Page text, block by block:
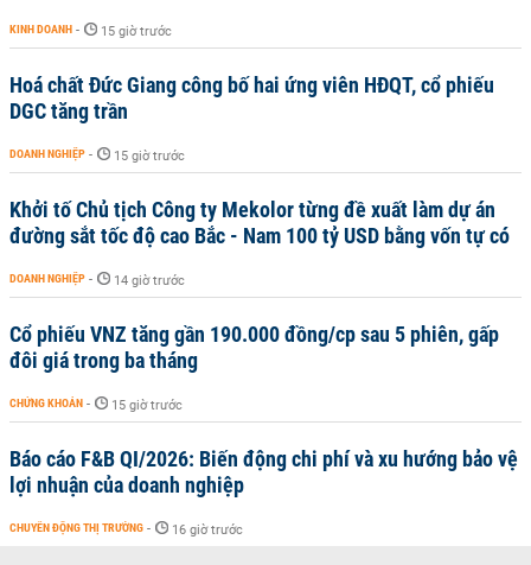
KINH DOANH - 15 giờ trước
Hoá chất Đức Giang công bố hai ứng viên HĐQT, cổ phiếu
DGC tăng trần
DOANH NGHIỆP - 15 giờ trước
Khởi tố Chủ tịch Công ty Mekolor từng đề xuất làm dự án
đường sắt tốc độ cao Bắc - Nam 100 tỷ USD bằng vốn tự có
DOANH NGHIỆP - 14 giờ trước
Cổ phiếu VNZ tăng gần 190.000 đồng/cp sau 5 phiên, gấp
đôi giá trong ba tháng
CHỨNG KHOÁN - 15 giờ trước
Báo cáo F&B QI/2026: Biến động chi phí và xu hướng bảo vệ
lợi nhuận của doanh nghiệp
CHUYỂN ĐỘNG THỊ TRƯỜNG - 16 giờ trước